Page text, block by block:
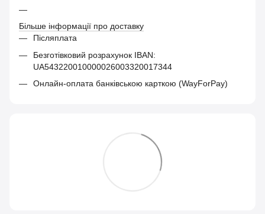
Більше інформації про доставку
Післяплата
Безготівковий розрахунок IBAN:
UA543220010000026003320017344
Онлайн-оплата банківською карткою (WayForPay)